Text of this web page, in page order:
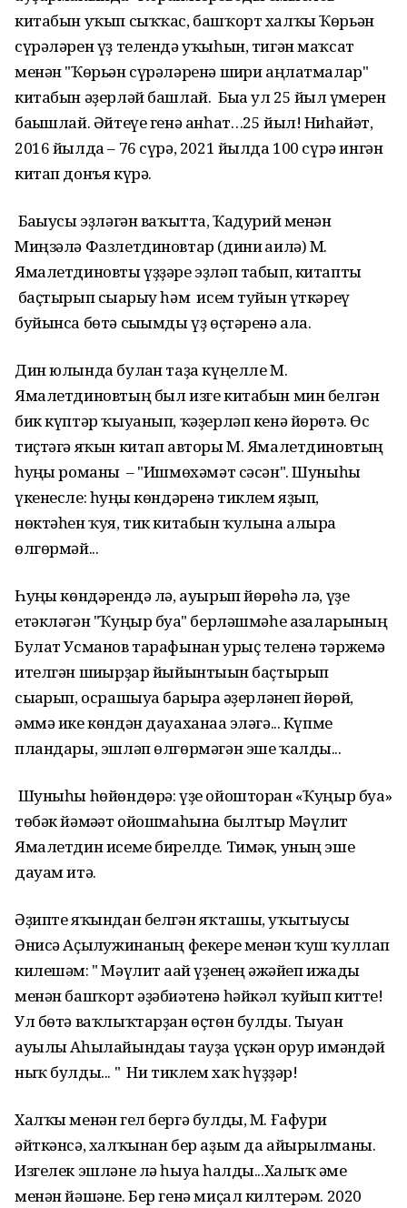
китабын уҡып сыҡҡас, башҡорт халҡы Ҡөрьән
сүрәләрен үҙ телендә уҡыһын, тигән маҡсат
менән "Ҡөрьән сүрәләренә шиғри аңлатмалар"
китабын әҙерләй башлай. Быға ул 25 йыл ғүмерен
бағышлай. Әйтеүе генә анһат…25 йыл! Ниһайәт,
2016 йылда – 76 сүрә, 2021 йылда 100 сүрә ингән
китап донъя күрә.
Бағыусы эҙләгән ваҡытта, Ҡадурий менән
Миңзәлә Фазлетдиновтар (дини ғаилә) М.
Ямалетдиновты үҙҙәре эҙләп табып, китапты
баҫтырып сығарыу һәм исем туйын үткәреү
буйынса бөтә сығымды үҙ өҫтәренә ала.
Дин юлында булған таҙа күңелле М.
Ямалетдиновтың был изге китабын мин белгән
бик күптәр ҡыуанып, ҡәҙерләп кенә йөрөтә. Өс
тиҫтәгә яҡын китап авторы М. Ямалетдиновтың
һуңғы романы – "Ишмөхәмәт сәсән". Шуныһы
үкенесле: һуңғы көндәренә тиклем яҙып,
нөктәһен ҡуя, тик китабын ҡулына алырға
өлгөрмәй...
Һуңғы көндәрендә лә, ауырып йөрөһә лә, үҙе
етәкләгән "Ҡуңыр буға" берләшмәһе ағзаларының
Булат Усманов тарафынан урыҫ теленә тәржемә
ителгән шиғырҙар йыйынтығын баҫтырып
сығарып, осрашыуға барырға әҙерләнеп йөрөй,
әммә ике көндән дауаханаға эләгә... Күпме
пландары, эшләп өлгөрмәгән эше ҡалды...
Шуныһы һөйөндөрә: үҙе ойошторған «Ҡуңыр буға»
төбәк йәмәғәт ойошмаһына былтыр Мәүлит
Ямалетдин исеме бирелде. Тимәк, уның эше
дауам итә.
Әҙипте яҡындан белгән яҡташы, уҡытыусы
Әнисә Аҫылғужинаның фекере менән ҡуш ҡуллап
килешәм: " Мәүлит ағай үҙенең ғәжәйеп ижады
менән башҡорт әҙәбиәтенә һәйкәл ҡуйып китте!
Ул бөтә ваҡлыҡтарҙан өҫтөн булды. Тыуған
ауылы Аһылайындағы тауҙа үҫкән ғорур имәндәй
ныҡ булды... " Ни тиклем хаҡ һүҙҙәр!
Халҡы менән гел бергә булды, М. Ғафури
әйткәнсә, халҡынан бер аҙым да айырылманы.
Изгелек эшләне лә һыуға һалды...Халыҡ ғәме
менән йәшәне. Бер генә миҫал килтерәм. 2020